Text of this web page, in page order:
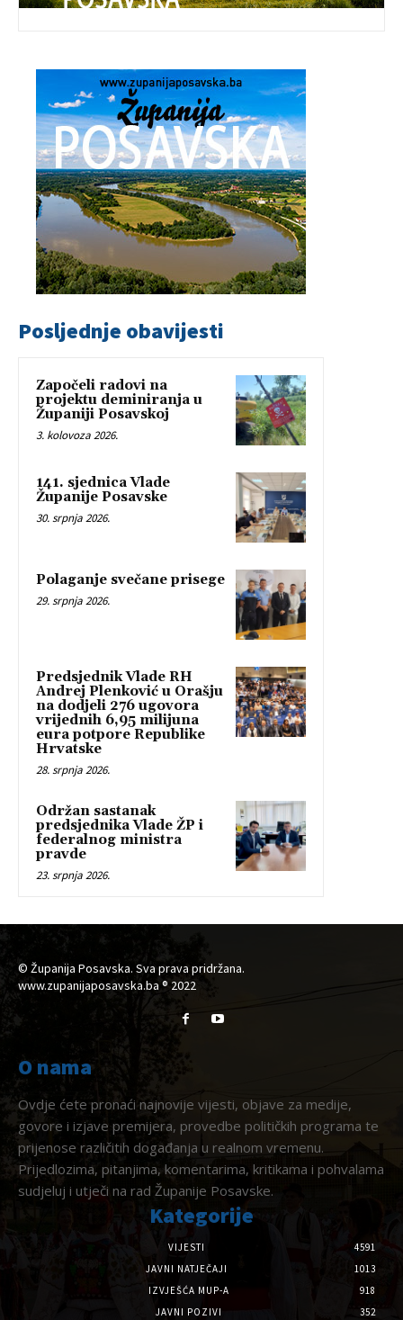
Posljednje obavijesti
Započeli radovi na
projektu deminiranja u
Županiji Posavskoj
3. kolovoza 2026.
141. sjednica Vlade
Županije Posavske
30. srpnja 2026.
Polaganje svečane prisege
29. srpnja 2026.
Predsjednik Vlade RH
Andrej Plenković u Orašju
na dodjeli 276 ugovora
vrijednih 6,95 milijuna
eura potpore Republike
Hrvatske
28. srpnja 2026.
Održan sastanak
predsjednika Vlade ŽP i
federalnog ministra
pravde
23. srpnja 2026.
© Županija Posavska. Sva prava pridržana.
www.zupanijaposavska.ba ® 2022
O nama
Ovdje ćete pronaći najnovije vijesti, objave za medije,
govore i izjave premijera, provedbe političkih programa te
prijenose različitih događanja u realnom vremenu.
Prijedlozima, pitanjima, komentarima, kritikama i pohvalama
sudjeluj i utječi na rad Županije Posavske.
Kategorije
VIJESTI
4591
JAVNI NATJEČAJI
1013
IZVJEŠĆA MUP-A
918
JAVNI POZIVI
352